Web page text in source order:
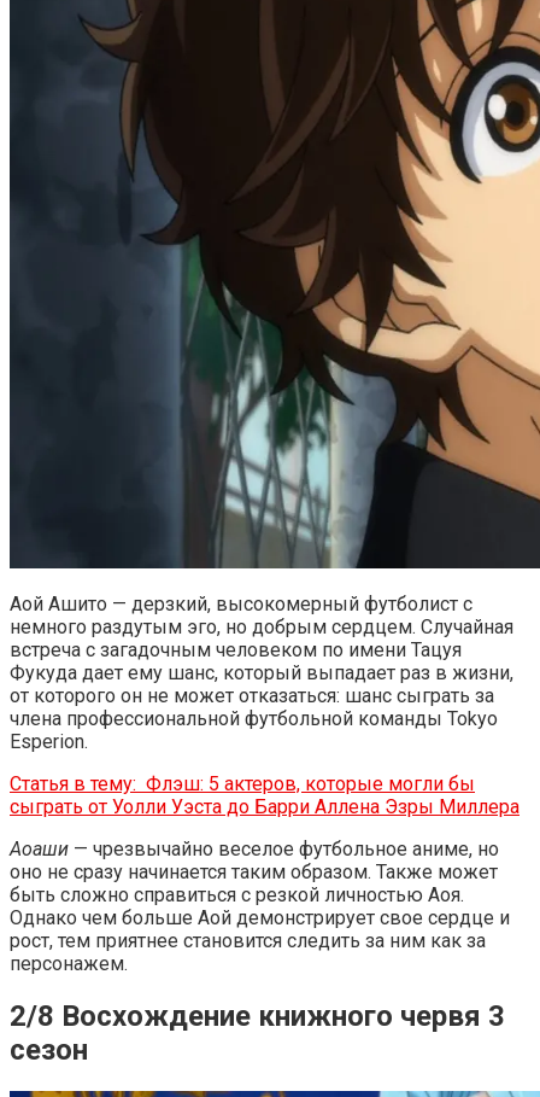
Аой Ашито — дерзкий, высокомерный футболист с
немного раздутым эго, но добрым сердцем. Случайная
встреча с загадочным человеком по имени Тацуя
Фукуда дает ему шанс, который выпадает раз в жизни,
от которого он не может отказаться: шанс сыграть за
члена профессиональной футбольной команды Tokyo
Esperion.
Статья в тему: Флэш: 5 актеров, которые могли бы
сыграть от Уолли Уэста до Барри Аллена Эзры Миллера
Аоаши — чрезвычайно веселое футбольное аниме, но
оно не сразу начинается таким образом. Также может
быть сложно справиться с резкой личностью Аоя.
Однако чем больше Аой демонстрирует свое сердце и
рост, тем приятнее становится следить за ним как за
персонажем.
2/8 Восхождение книжного червя 3
сезон